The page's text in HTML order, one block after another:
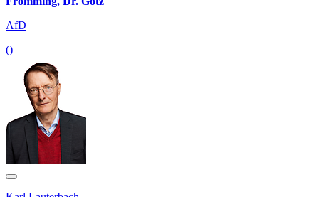
AfD
()